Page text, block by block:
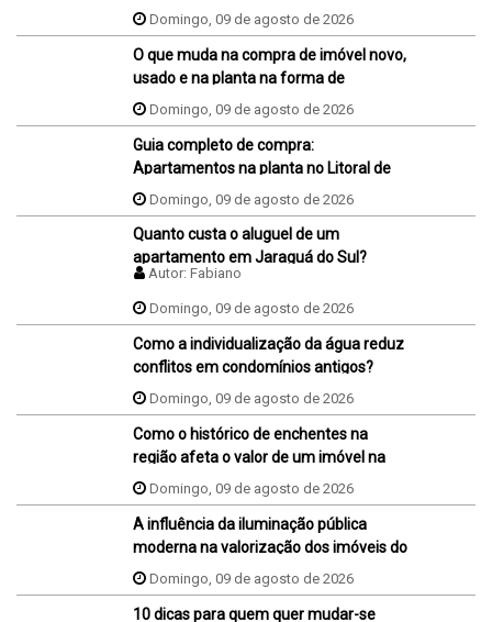
financiamento, ele perde o sinal dados
na proposta?
Domingo, 09 de agosto de 2026
O que muda na compra de imóvel novo,
usado e na planta na forma de
pagamento?
Domingo, 09 de agosto de 2026
Guia completo de compra:
Apartamentos na planta no Litoral de
SCDomingo, 09 de agosto de 2026
Quanto custa o aluguel de um
apartamento em Jaraguá do Sul?
Autor: Fabiano
Domingo, 09 de agosto de 2026
Como a individualização da água reduz
conflitos em condomínios antigos?
Domingo, 09 de agosto de 2026
Como o histórico de enchentes na
região afeta o valor de um imóvel na
hora da venda ou da compra?
Domingo, 09 de agosto de 2026
A influência da iluminação pública
moderna na valorização dos imóveis do
bairroDomingo, 09 de agosto de 2026
10 dicas para quem quer mudar-se